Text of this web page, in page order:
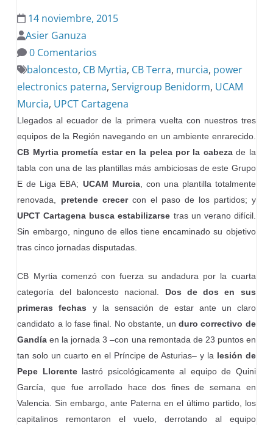
14 noviembre, 2015
Asier Ganuza
0 Comentarios
baloncesto, CB Myrtia, CB Terra, murcia, power
electronics paterna,Servigroup Benidorm, UCAM
Murcia, UPCT Cartagena
Llegados al ecuador de la primera vuelta con nuestros tres
equipos de la Región navegando en un ambiente enrarecido.
CB Myrtia prometía estar en la pelea por la cabezade la
tabla con una de las plantillas más ambiciosas de este Grupo
E de Liga EBA; UCAM Murcia, con una plantilla totalmente
renovada, pretende crecercon el paso de los partidos; y
UPCT Cartagena busca estabilizarse tras un verano difícil.
Sin embargo, ninguno de ellos tiene encaminado su objetivo
tras cinco jornadas disputadas.
CB Myrtia comenzó con fuerza su andadura por la cuarta
categoría del baloncesto nacional. Dos de dos en sus
primeras fechas y la sensación de estar ante un claro
candidato a lo fase final. No obstante, unduro correctivo de
Gandía en la jornada 3 –con una remontada de 23 puntos en
tan solo un cuarto en el Príncipe de Asturias– y la lesión de
Pepe Llorentelastró psicológicamente al equipo de Quini
García, que fue arrollado hace dos fines de semana en
Valencia. Sin embargo, ante Paterna en el último partido, los
capitalinos remontaron el vuelo, derrotando al equipo